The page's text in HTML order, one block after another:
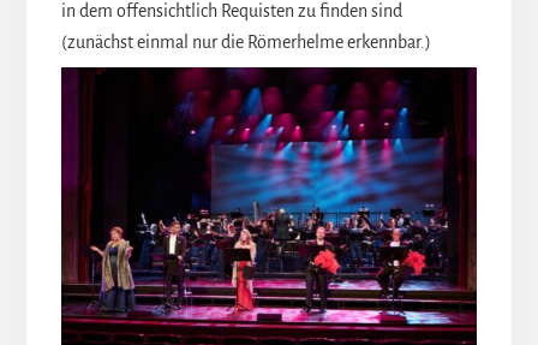
in dem offensichtlich Requisten zu finden sind
(zunächst einmal nur die Römerhelme erkennbar.)